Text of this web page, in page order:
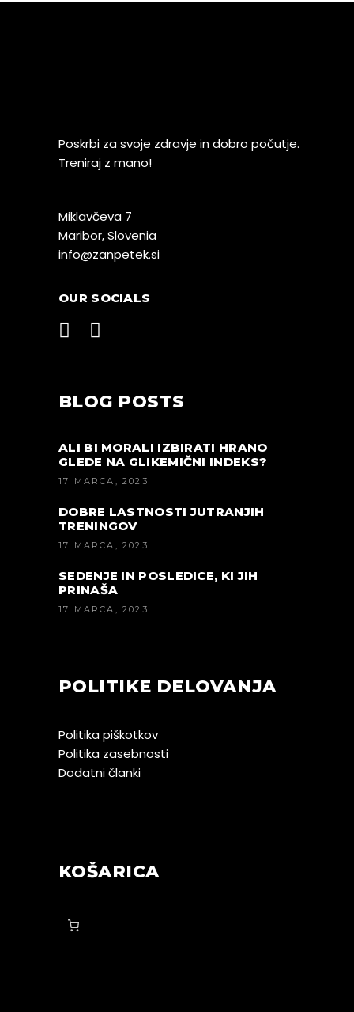
Poskrbi za svoje zdravje in dobro počutje.
Treniraj z mano!
Miklavčeva 7
Maribor, Slovenia
info@zanpetek.si
OUR SOCIALS
BLOG POSTS
ALI BI MORALI IZBIRATI HRANO
GLEDE NA GLIKEMIČNI INDEKS?
17 MARCA, 2023
DOBRE LASTNOSTI JUTRANJIH
TRENINGOV
17 MARCA, 2023
SEDENJE IN POSLEDICE, KI JIH
PRINAŠA
17 MARCA, 2023
POLITIKE DELOVANJA
Politika piškotkov
Politika zasebnosti
Dodatni članki
KOŠARICA